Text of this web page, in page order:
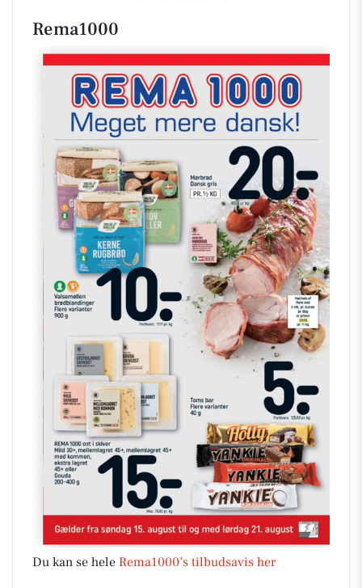
Rema1000
Du kan se hele Rema1000’s tilbudsavis her